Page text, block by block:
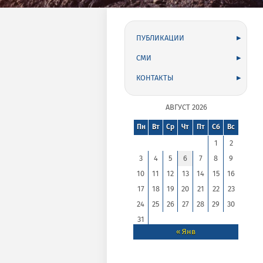
bok_rus
ПУБЛИКАЦИИ
СМИ
КОНТАКТЫ
АВГУСТ 2026
Пн Вт Ср Чт Пт Сб Вс
1
2
3
4 5 6 7 8
9
10
11 12 13 14 15
16
17
18 19 20 21 22
23
24
25 26 27 28 29
30
31
« Янв